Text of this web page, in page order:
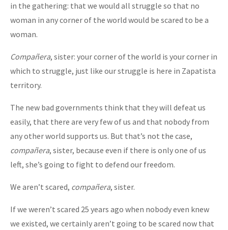
in the gathering: that we would all struggle so that no
woman in any corner of the world would be scared to be a
woman.
Compañera, sister: your corner of the world is your corner in
which to struggle, just like our struggle is here in Zapatista
territory.
The new bad governments think that they will defeat us
easily, that there are very few of us and that nobody from
any other world supports us. But that’s not the case,
compañera, sister, because even if there is only one of us
left, she’s going to fight to defend our freedom.
We aren’t scared, compañera, sister.
If we weren’t scared 25 years ago when nobody even knew
we existed, we certainly aren’t going to be scared now that